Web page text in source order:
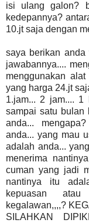
isi ulang galon?
kedepannya?
10.jt saja dengan
saya berikan anda
jawabannya....
menggunakan
yang harga 24.jt
1.jam... 2 jam.... 1
sampai satu bulan
anda...
anda... yang mau
adalah anda...
menerima
cuman yang jadi
nantinya itu
kepuasan atau
kegalawan,,,,?
SILAHKAN